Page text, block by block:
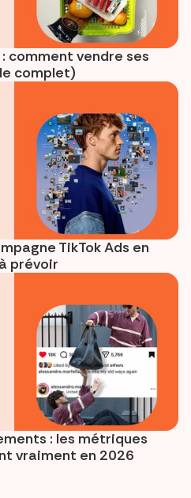
comment vendre ses
complet)
TikTok Ads en
prévoir
: les métriques
vraiment en 2026